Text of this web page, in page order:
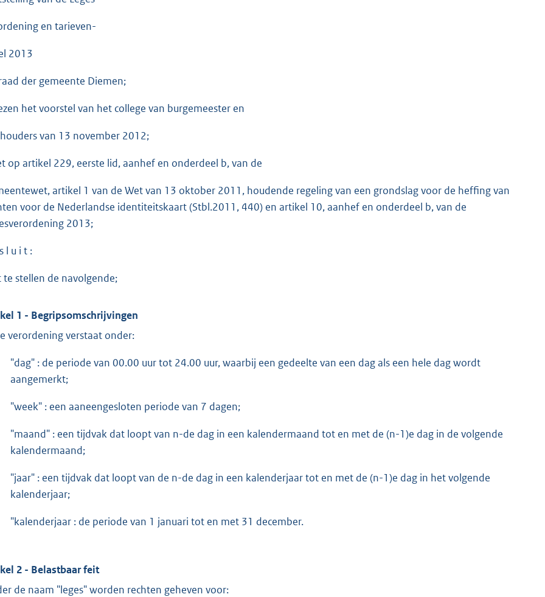
en tarieven-
2013
der gemeente Diemen;
het voorstel van het college van burgemeester en
van 13 november 2012;
op artikel 229, eerste lid, aanhef en onderdeel b, van de
artikel 1 van de Wet van 13 oktober 2011, houdende regeling van een grondslag voor de heffing van
voor de Nederlandse identiteitskaart (Stbl.2011, 440) en artikel 10, aanhef en onderdeel b, van de
2013;
l u i t :
te stellen de navolgende;
1 - Begripsomschrijvingen
verordening verstaat onder:
"dag" : de periode van 00.00 uur tot 24.00 uur, waarbij een gedeelte van een dag als een hele dag wordt
aangemerkt;
"week" : een aaneengesloten periode van 7 dagen;
"maand" : een tijdvak dat loopt van n-de dag in een kalendermaand tot en met de (n-1)e dag in de volgende
kalendermaand;
"jaar" : een tijdvak dat loopt van de n-de dag in een kalenderjaar tot en met de (n-1)e dag in het volgende
kalenderjaar;
"kalenderjaar : de periode van 1 januari tot en met 31 december.
2 - Belastbaar feit
de naam "leges" worden rechten geheven voor: